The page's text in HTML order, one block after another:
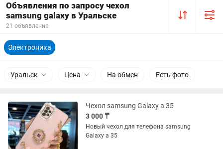
Объявления по запросу чехол
samsung galaxy в Уральске
21 объявление
Электроника
Уральск Цена На обмен Есть фото
Чехол samsung Galaxy a 35
3 000 ₸
Новый чехол для телефона samsung
Galaxy a 35